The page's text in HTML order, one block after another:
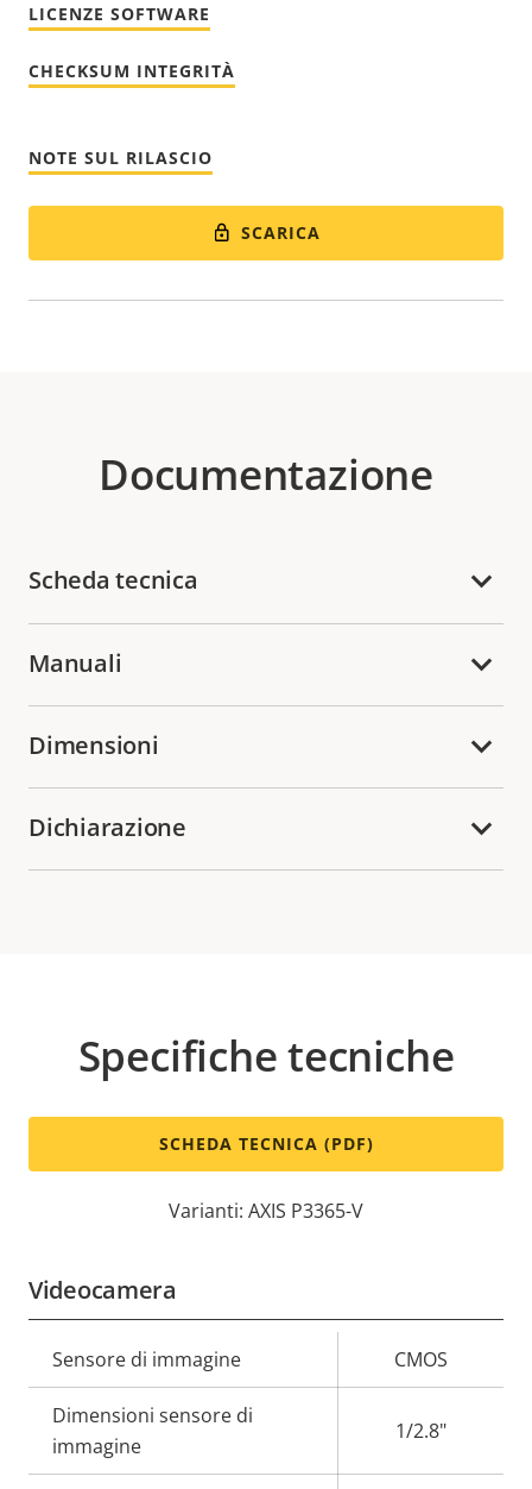
LICENZE SOFTWARE
CHECKSUM INTEGRITÀ
NOTE SUL RILASCIO
SCARICA
Documentazione
Scheda tecnica
Manuali
Dimensioni
Dichiarazione
Specifiche tecniche
SCHEDA TECNICA (PDF)
Varianti: AXIS P3365-V
Videocamera
Descrizione
della
proprietà
Valore
della
proprietà
Sensore di immagine CMOS
Dimensioni sensore di
immagine
1/2.8"